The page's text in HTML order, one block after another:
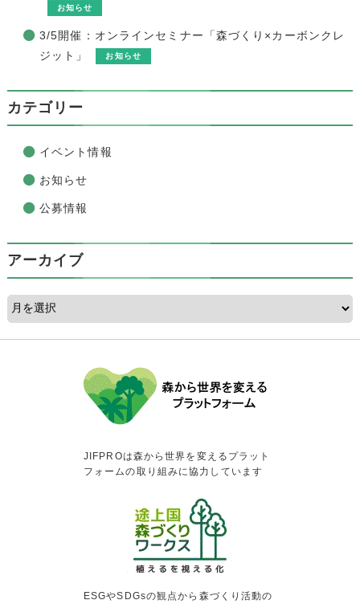
お知らせ
3/5開催：オンラインセミナー「森づくり×カーボンクレ
ジット」
お知らせ
カテゴリー
イベント情報
お知らせ
公募情報
アーカイブ
JIFPROは森から世界を変えるプラット
フォームの取り組みに協力しています
ESGやSDGsの観点から森づくり活動の